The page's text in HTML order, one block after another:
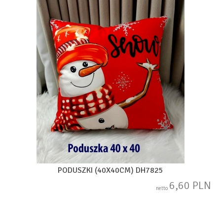
PODUSZKI (40X40CM) DH7825
netto 6,60 PLN